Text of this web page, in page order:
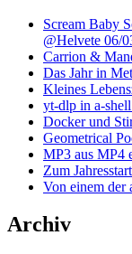
Scream Baby
@Helvete 06/
Carrion &
Das Jahr in
Kleines
yt-dlp in a-
Docker und
Geometrical
MP3 aus MP4
Zum
Von einem der
Archiv